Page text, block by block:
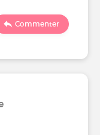
Commenter